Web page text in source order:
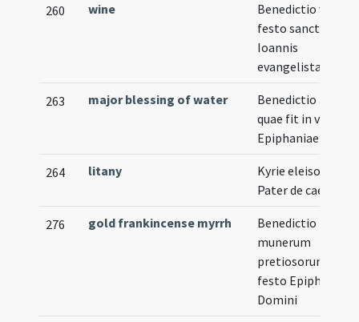
260 wine
Benedictio vini in
festo sancti
Ioannis
evangelistae
263 major blessing of water
Benedictio aquae
quae fit in vigilia
Epiphaniae
264 litany
Kyrie eleison ...
Pater de caelis
276 gold frankincense myrrh
Benedictio trium
munerum
pretiosorum in
festo Epiphaniae
Domini